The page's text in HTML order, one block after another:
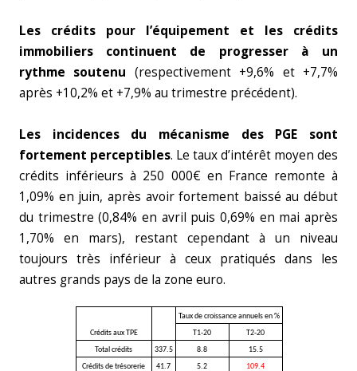
Les crédits pour l’équipement et les crédits
immobiliers continuent de progresser à un
rythme soutenu (respectivement +9,6% et +7,7%
après +10,2% et +7,9% au trimestre précédent).
Les incidences du mécanisme des PGE sont
fortement perceptibles. Le taux d’intérêt moyen des
crédits inférieurs à 250 000€ en France remonte à
1,09% en juin, après avoir fortement baissé au début
du trimestre (0,84% en avril puis 0,69% en mai après
1,70% en mars), restant cependant à un niveau
toujours très inférieur à ceux pratiqués dans les
autres grands pays de la zone euro.
Crédits aux TPE
Taux de croissance annuels en %
T1-20
T2-20
Total crédits
337.5 8.8
15.5
Crédits de trésorerie
41.7 5.2 109.4